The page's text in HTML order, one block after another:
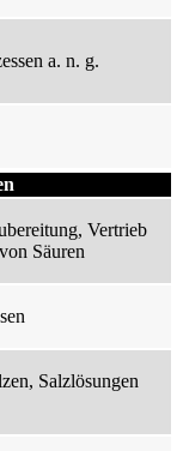
a. n. g.
Vertrieb
Säuren
Salzlösungen